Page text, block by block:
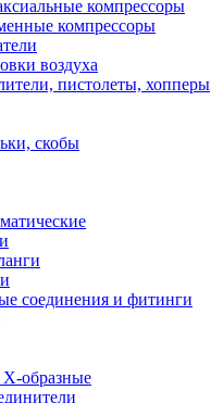
компрессоры
компрессоры
воздуха
пистолеты, хопперы
скобы
соединения и фитинги
образные